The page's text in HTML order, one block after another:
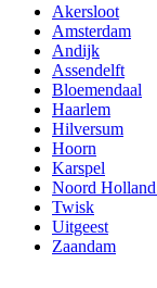
Akersloot
Amsterdam
Andijk
Assendelft
Bloemendaal
Haarlem
Hilversum
Hoorn
Karspel
Noord
Twisk
Uitgeest
Zaandam